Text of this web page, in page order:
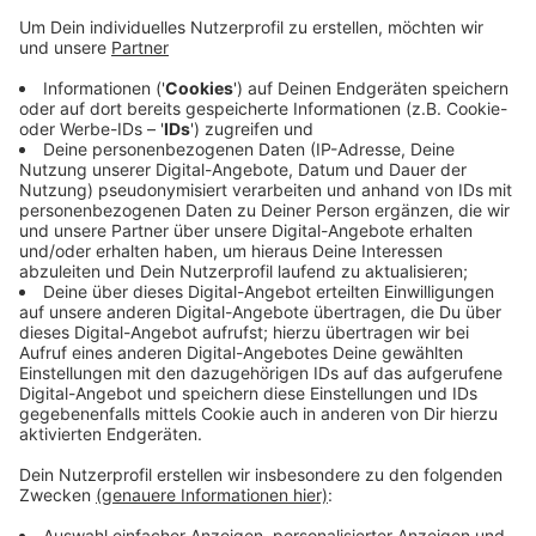
Insgesamt fehlen jetzt schon 30 Mitarbeiter, hat uns
ein Sprecher bestätigt. Für die vorhandenen
Feuerwehrleute bedeutet das mehr Arbeit. Außerdem
fallen erfahrene Kollegen weg. In den nächsten vier
Jahren werden voraussichtlich bis zu 60
Feuerwehrleute fehlen. Eine Strategie: Die Feuerwehr
hier in Düsseldorf vergibt Stipendien und will im April
und im Oktober jeweils 29 Azubis einstellen.
Anzeige